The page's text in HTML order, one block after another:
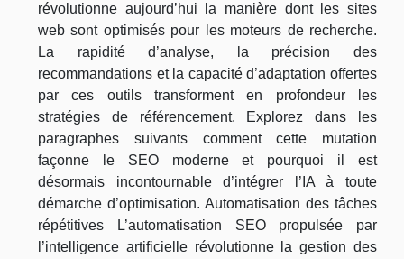
révolutionne aujourd’hui la manière dont les sites
web sont optimisés pour les moteurs de recherche.
La rapidité d’analyse, la précision des
recommandations et la capacité d’adaptation offertes
par ces outils transforment en profondeur les
stratégies de référencement. Explorez dans les
paragraphes suivants comment cette mutation
façonne le SEO moderne et pourquoi il est
désormais incontournable d’intégrer l’IA à toute
démarche d’optimisation. Automatisation des tâches
répétitives L’automatisation SEO propulsée par
l’intelligence artificielle révolutionne la gestion des